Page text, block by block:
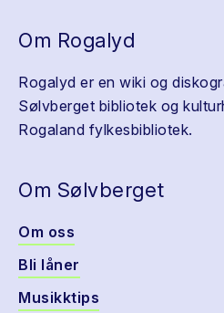
Om Rogalyd
Rogalyd er en wiki og
Sølvberget bibliotek og
Rogaland fylkesbibliotek.
Om Sølvberget
Om oss
Bli låner
Musikktips